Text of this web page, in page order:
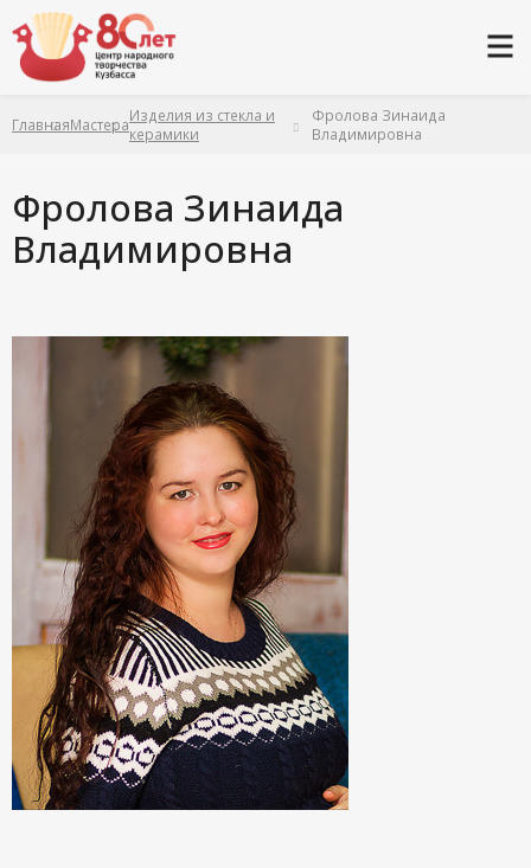
ГлавнаяМастераИзделия из стекла и
керамики
Фролова Зинаида
Владимировна
Фролова Зинаида
Владимировна